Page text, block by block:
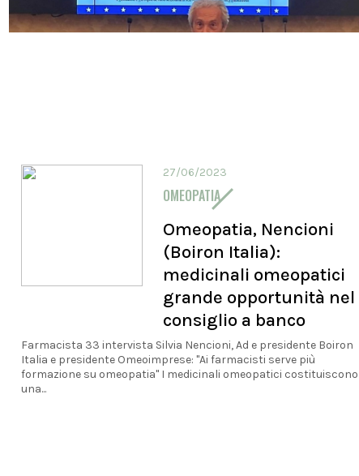
27/06/2023
OMEOPATIA
Omeopatia, Nencioni
(Boiron Italia):
medicinali omeopatici
grande opportunità nel
consiglio a banco
Farmacista 33 intervista Silvia Nencioni, Ad e presidente Boiron
Italia e presidente Omeoimprese: "Ai farmacisti serve più
formazione su omeopatia" I medicinali omeopatici costituiscono
una...